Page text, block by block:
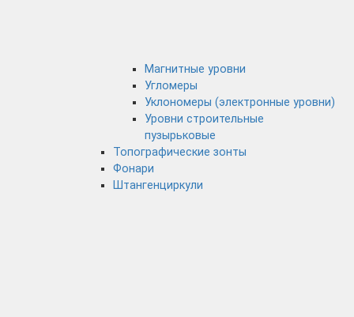
Магнитные уровни
Угломеры
Уклономеры (электронные уровни)
Уровни строительные
пузырьковые
Топографические зонты
Фонари
Штангенциркули